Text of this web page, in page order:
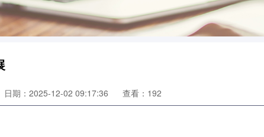
日期：2025-12-02 09:17:36 查看：192